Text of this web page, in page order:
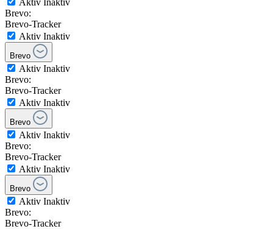
Brevo:
Brevo-Tracker
Aktiv Inaktiv
Brevo
Aktiv Inaktiv
Brevo:
Brevo-Tracker
Aktiv Inaktiv
Brevo
Aktiv Inaktiv
Brevo:
Brevo-Tracker
Aktiv Inaktiv
Brevo
Aktiv Inaktiv
Brevo:
Brevo-Tracker